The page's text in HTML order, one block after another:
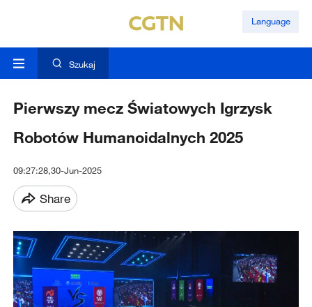
Language
Szukaj
Pierwszy mecz Światowych Igrzysk
Robotów Humanoidalnych 2025
09:27:28,30-Jun-2025
Share